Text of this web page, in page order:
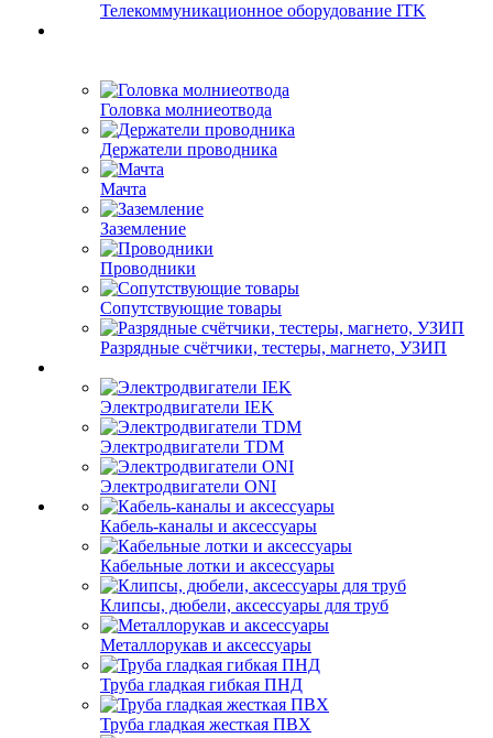
Телекоммуникационное оборудование ITK
Головка молниеотвода
Держатели проводника
Мачта
Заземление
Проводники
Сопутствующие товары
Разрядные счётчики, тестеры, магнето, УЗИП
Электродвигатели IEK
Электродвигатели TDM
Электродвигатели ONI
Кабель-каналы и аксессуары
Кабельные лотки и аксессуары
Клипсы, дюбели, аксессуары для труб
Металлорукав и аксессуары
Труба гладкая гибкая ПНД
Труба гладкая жесткая ПВХ